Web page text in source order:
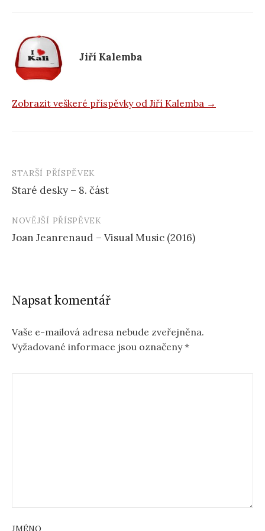
o
k Jiří Kalemba
Zobrazit veškeré příspěvky od Jiří Kalemba →
Navigace
příspěvku
STARŠÍ PŘÍSPĚVEK
Staré desky – 8. část
NOVĚJŠÍ PŘÍSPĚVEK
Joan Jeanrenaud – Visual Music (2016)
Napsat komentář
Vaše e-mailová adresa nebude zveřejněna.
Vyžadované informace jsou označeny*
JMÉNO